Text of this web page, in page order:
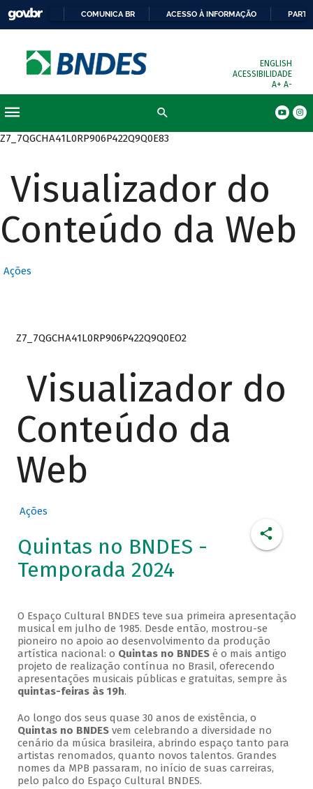
COMUNICA BR ACESSO À INFORMAÇÃO
ENGLISH
ACESSIBILIDADE
A+ A-
Z7_7QGCHA41L0RP906P422Q9Q0E83
Visualizador do
Conteúdo da Web
Ações
Z7_7QGCHA41L0RP906P422Q9Q0EO2
Visualizador do
Conteúdo da
Web
Ações
Quintas no BNDES -
Temporada 2024
O Espaço Cultural BNDES teve sua primeira apresentação
musical em julho de 1985. Desde então, mostrou-se
pioneiro no apoio ao desenvolvimento da produção
artística nacional: o Quintas no BNDESé o mais antigo
projeto de realização contínua no Brasil, oferecendo
apresentações musicais públicas e gratuitas, sempre às
quintas-feiras às 19h.
Ao longo dos seus quase 30 anos de existência, o
Quintas no BNDESvem celebrando a diversidade no
cenário da música brasileira, abrindo espaço tanto para
artistas renomados, quanto novos talentos. Grandes
nomes da MPB passaram, no início de suas carreiras,
pelo palco do Espaço Cultural BNDES.